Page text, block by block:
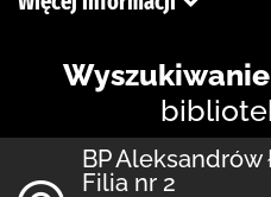
BP Aleksandrów
Filia nr 2